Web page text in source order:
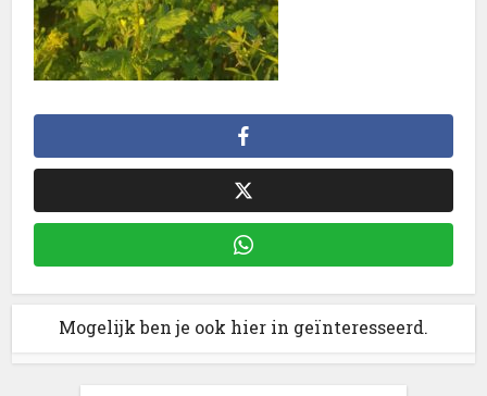
Mogelijk ben je ook hier in geïnteresseerd.